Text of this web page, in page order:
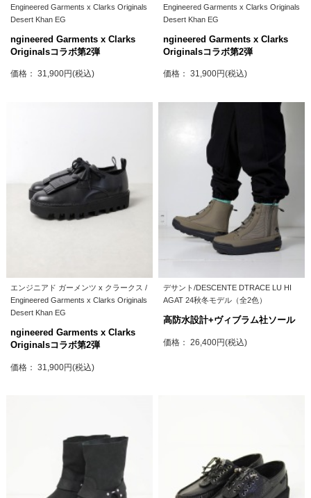
Engineered Garments x Clarks Originals
Desert Khan EG
ngineered Garments x Clarks
Originalsコラボ第2弾
価格： 31,900円(税込)
Engineered Garments x Clarks Originals
Desert Khan EG
ngineered Garments x Clarks
Originalsコラボ第2弾
価格： 31,900円(税込)
エンジニアド ガーメンツ x クラークス /
Engineered Garments x Clarks Originals
Desert Khan EG
ngineered Garments x Clarks
Originalsコラボ第2弾
価格： 31,900円(税込)
デサント/DESCENTE DTRACE LU HI
AGAT 24秋冬モデル（全2色）
高防水設計+ヴィブラム社ソール
価格： 26,400円(税込)